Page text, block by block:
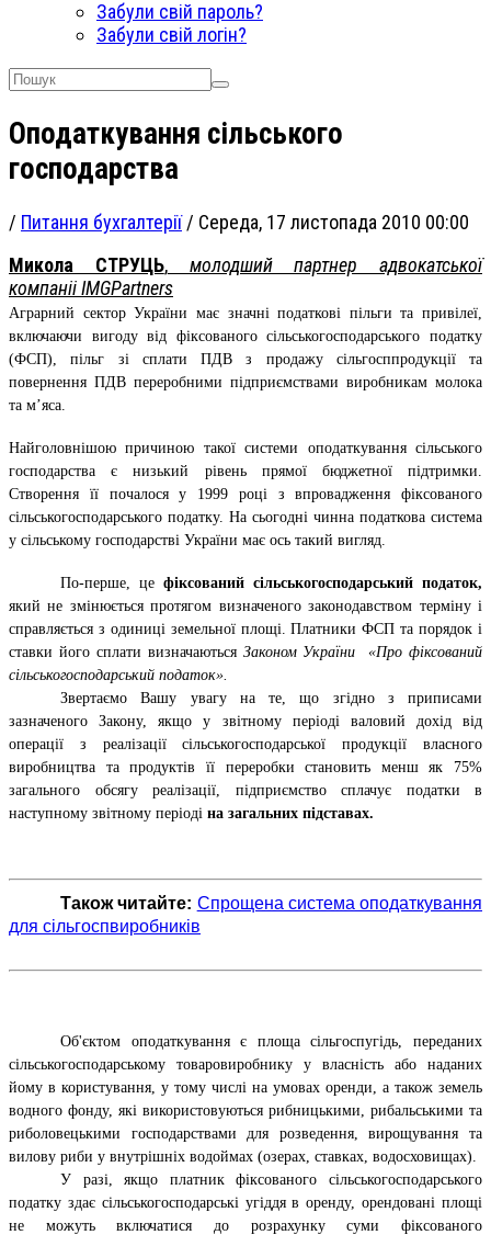
Забули свій пароль?
Забули свій логін?
Оподаткування сільського
господарства
/ Питання бухгалтерії / Середа, 17 листопада 2010 00:00
Микола СТРУЦЬ,молодший партнер адвокатської
компаніі IMGPartners
Аграрний сектор України має значні податкові пільги та привілеї,
включаючи вигоду від фіксованого сільськогосподарського податку
(ФСП), пільг зі сплати ПДВ з продажу сільгосппродукції та
повернення ПДВ переробними підприємствами виробникам молока
та м’яса.
Найголовнішою причиною такої системи оподаткування сільського
господарства є низький рівень прямої бюджетної підтримки.
Створення її почалося у 1999 році з впровадження фіксованого
сільськогосподарського податку. На сьогодні чинна податкова система
у сільському господарстві України має ось такий вигляд.
По-перше, цефіксований сільськогосподарський податок,
який не змінюється протягом визначеного законодавством терміну і
справляється з одиниці земельної площі. Платники ФСП та порядок і
ставки його сплати визначаються Законом України «Про фіксований
сільськогосподарський податок».
Звертаємо Вашу увагу на те, що згідно з приписами
зазначеного Закону, якщо у звітному періоді валовий дохід від
операції з реалізації сільськогосподарської продукції власного
виробництва та продуктів її переробки становить менш як 75%
загального обсягу реалізації, підприємство сплачує податки в
наступному звітному періоді на загальних підставах.
Також читайте: Спрощена система оподаткування
для сільгоспвиробників
Об'єктом оподаткування є площа сільгоспугідь, переданих
сільськогосподарському товаровиробнику у власність або наданих
йому в користування, у тому числі на умовах оренди, а також земель
водного фонду, які використовуються рибницькими, рибальськими та
риболовецькими господарствами для розведення, вирощування та
вилову риби у внутрішніх водоймах (озерах, ставках, водосховищах).
У разі, якщо платник фіксованого сільськогосподарського
податку здає сільськогосподарські угіддя в оренду, орендовані площі
не можуть включатися до розрахунку суми фіксованого